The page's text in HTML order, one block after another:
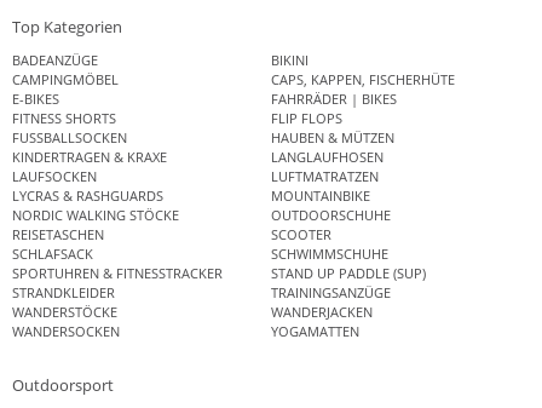
Top Kategorien
BADEANZÜGE
BIKINI
CAMPINGMÖBEL
CAPS, KAPPEN, FISCHERHÜTE
E-BIKES
FAHRRÄDER | BIKES
FITNESS SHORTS
FLIP FLOPS
FUSSBALLSOCKEN
HAUBEN & MÜTZEN
KINDERTRAGEN & KRAXE
LANGLAUFHOSEN
LAUFSOCKEN
LUFTMATRATZEN
LYCRAS & RASHGUARDS
MOUNTAINBIKE
NORDIC WALKING STÖCKE
OUTDOORSCHUHE
REISETASCHEN
SCOOTER
SCHLAFSACK
SCHWIMMSCHUHE
SPORTUHREN & FITNESSTRACKER
STAND UP PADDLE (SUP)
STRANDKLEIDER
TRAININGSANZÜGE
WANDERSTÖCKE
WANDERJACKEN
WANDERSOCKEN
YOGAMATTEN
Outdoorsport